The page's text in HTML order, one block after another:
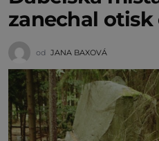
zanechal otisk
od JANA BAXOVÁ